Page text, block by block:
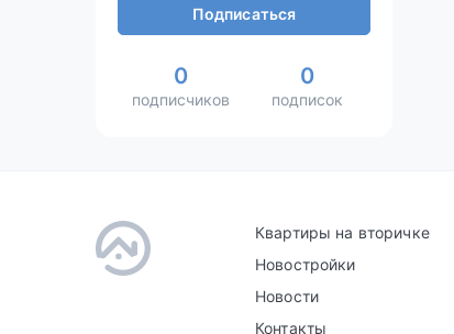
Подписаться
0
подписчиков
0
подписок
Квартиры на вторичке
Новостройки
Новости
Контакты